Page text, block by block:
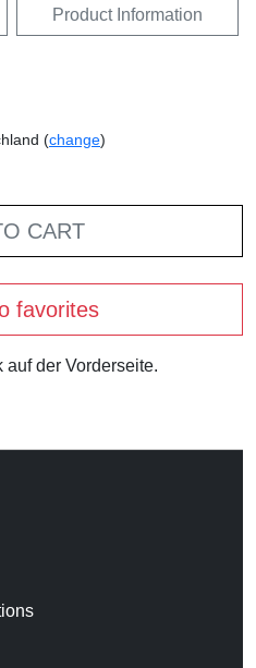
Product Information
(change)
CART
favorites
der Vorderseite.